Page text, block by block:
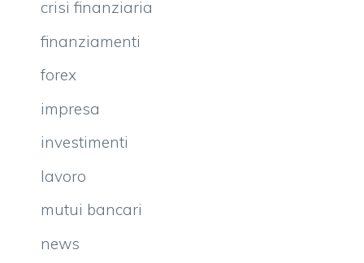
crisi finanziaria
finanziamenti
forex
impresa
investimenti
lavoro
mutui bancari
news